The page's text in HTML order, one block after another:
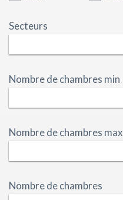
Secteurs
Nombre de chambres min
Nombre de chambres max
Nombre de chambres